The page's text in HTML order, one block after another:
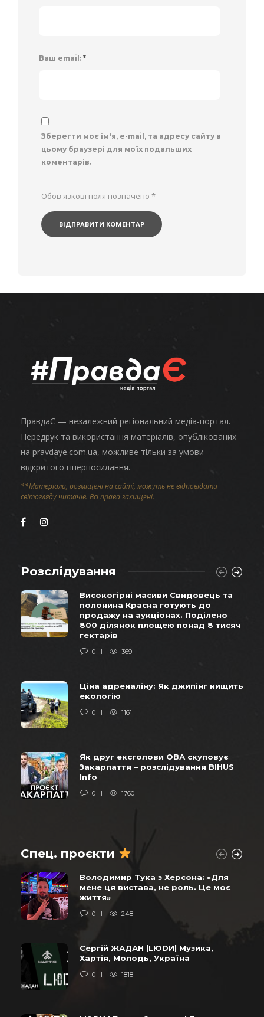
Ваш email: *
Зберегти моє ім'я, e-mail, та адресу сайту в
цьому браузері для моїх подальших
коментарів.
Обов'язкові поля позначено *
ПравдаЄ — незалежний регіональний медіа-портал.
Передрук та використання матеріалів, опублікованих
на pravdaye.com.ua, можливе тільки за умови
відкритого гіперпосилання.
**Матеріали, розміщені на сайті, можуть не відповідати
світогляду читачів. Всі права захищені.
Розслідування
Високогірні масиви Свидовець та
полонина Красна готують до
продажу на аукціонах. Поділено
800 ділянок площею понад 8 тисяч
гектарів
0 369
Ціна адреналіну: Як джипінг нищить
екологію
0 1161
Як друг ексголови ОВА скуповує
Закарпаття – розслідування BIHUS
Info
0 1760
Спец. проєкти
Володимир Тука з Херсона: «Для
мене ця вистава, не роль. Це моє
життя»
0 248
Сергій ЖАДАН |LЮDИ| Музика,
Хартія, Молодь, Україна
0 1818